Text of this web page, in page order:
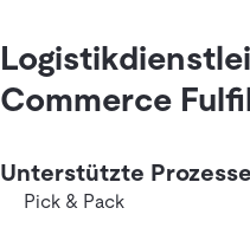
Commerce
Unterstützte Prozesse
Pick & Pack